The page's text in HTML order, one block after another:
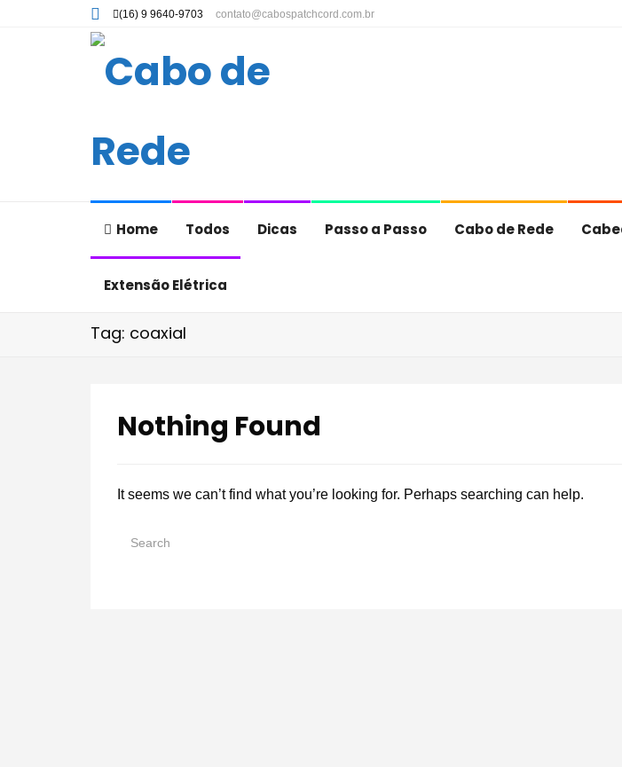
(16) 9 9640-9703 contato@cabospatchcord.com.br
Home Todos Dicas Passo a Passo Cabo de Rede
Extensão Elétrica
Tag: coaxial
Nothing Found
It seems we can’t find what you’re looking for. Perhaps searching can help.